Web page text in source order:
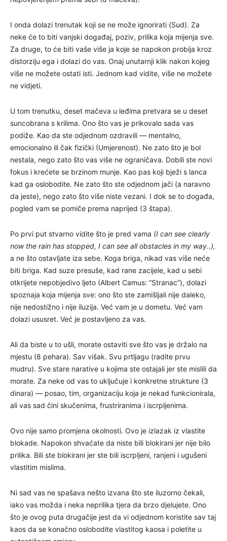
I onda dolazi trenutak koji se ne može ignorirati (Sud). Za
neke će to biti vanjski događaj, poziv, prilika koja mijenja sve.
Za druge, to će biti vaše više ja koje se napokon probija kroz
distorziju ega i dolazi do vas. Onaj unutarnji klik nakon kojeg
više ne možete ostati isti. Jednom kad vidite, više ne možete
ne vidjeti.
U tom trenutku, deset mačeva u leđima pretvara se u deset
suncobrana s krilima. Ono što vas je prikovalo sada vas
podiže. Kao da ste odjednom ozdravili — mentalno,
emocionalno ili čak fizički (Umjerenost). Ne zato što je bol
nestala, nego zato što vas više ne ograničava. Dobili ste novi
fokus i krećete se brzinom munje. Kao pas koji bježi s lanca
kad ga oslobodite. Ne zato što ste odjednom jači (a naravno
da jeste), nego zato što više niste vezani. I dok se to događa,
pogled vam se pomiče prema naprijed (3 štapa).
Po prvi put stvarno vidite što je pred vama (I can see clearly
now the rain has stopped, I can see all obstacles in my way..),
a ne što ostavljate iza sebe. Koga briga, nikad vas više neće
biti briga. Kad suze presuše, kad rane zacijele, kad u sebi
otkrijete nepobjedivo ljeto (Albert Camus: “Stranac”), dolazi
spoznaja koja mijenja sve: ono što ste zamišljali nije daleko,
nije nedostižno i nije iluzija. Već vam je u dometu. Već vam
dolazi ususret. Već je postavljeno za vas.
Ali da biste u to ušli, morate ostaviti sve što vas je držalo na
mjestu (8 pehara). Sav višak. Svu prtljagu (radite prvu
mudru). Sve stare narative u kojima ste ostajali jer ste mislili da
morate. Za neke od vas to uključuje i konkretne strukture (3
dinara) — posao, tim, organizaciju koja je nekad funkcionirala,
ali vas sad čini skučenima, frustriranima i iscrpljenima.
Ovo nije samo promjena okolnosti. Ovo je izlazak iz vlastite
blokade. Napokon shvaćate da niste bili blokirani jer nije bilo
prilika. Bili ste blokirani jer ste bili iscrpljeni, ranjeni i ugušeni
vlastitim mislima.
Ni sad vas ne spašava nešto izvana što ste iluzorno čekali,
iako vas možda i neka neprilika tjera da brzo djelujete. Ono
što je ovog puta drugačije jest da vi odjednom koristite sav taj
kaos da se konačno oslobodite vlastitog kaosa i poletite u